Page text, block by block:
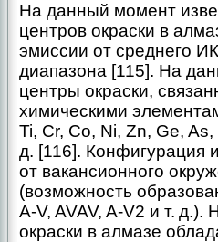
На данный момент
центров окраски в
эмиссии от среднего
диапазона [115]. На
центры окраски,
химическими
Ti, Cr, Co, Ni, Zn, Ge,
д. [116]. Конфигурация
от вакансионного
(возможность
A-V, AVAV, A-V2 и т.
окраски в алмазе